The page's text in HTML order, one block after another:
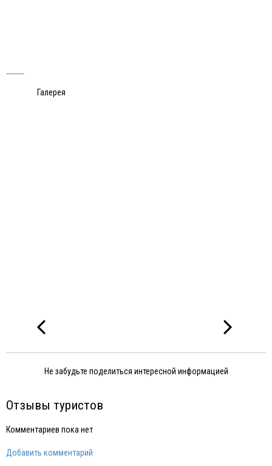
Галерея
Не забудьте поделиться интересной информацией
Отзывы туристов
Комментариев пока нет
Добавить комментарий